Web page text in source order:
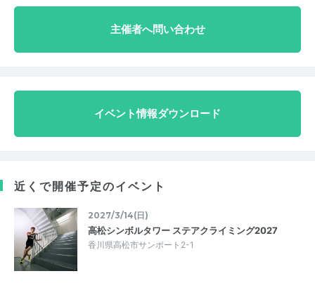
主催者へ問い合わせ
イベント情報ダウンロード
近くで開催予定のイベント
2027/3/14(日)
高松シンボルタワー ステアクライミング2027
香川県高松市サンポート2-1